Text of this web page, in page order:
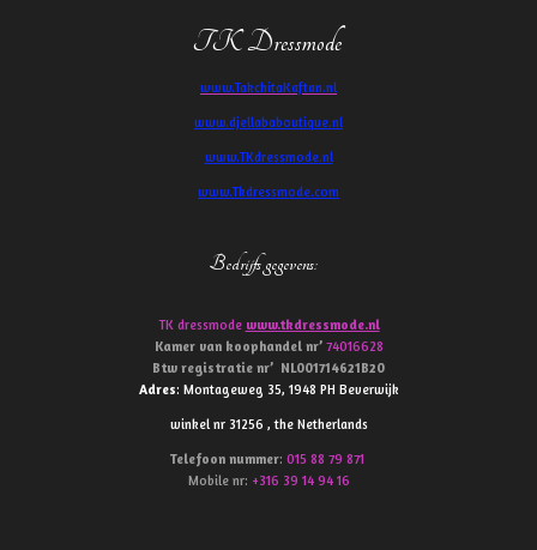
TK Dressmode
www.TakchitaKaftan.nl
www.djellababoutique.nl
www.TKdressmode.nl
www.Tkdressmode.com
Bedrijfs gegevens:
TK dressmode www.tkdressmode.nl
Kamer van koophandel nr’ 74016628
Btw registratie nr’ NL001714621B20
Adres: Montageweg 35, 1948 PH Beverwijk
winkel nr 31256 , the Netherlands
Telefoon nummer: 015 88 79 871
Mobile nr: +316 39 14 94 16